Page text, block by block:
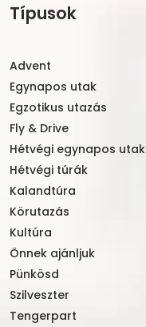
Típusok
Advent
Egynapos utak
Egzotikus utazás
Fly & Drive
Hétvégi egynapos utak
Hétvégi túrák
Kalandtúra
Körutazás
Kultúra
Önnek ajánljuk
Pünkösd
Szilveszter
Tengerpart